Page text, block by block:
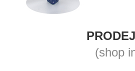
(shop